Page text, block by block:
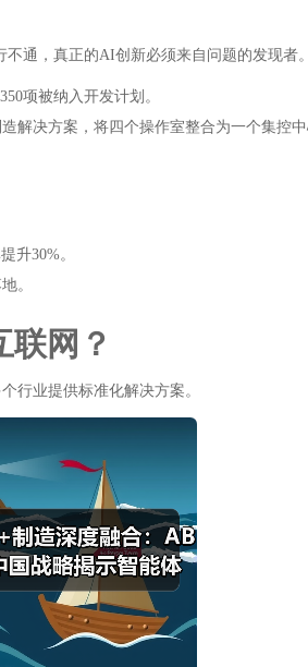
通，真正的AI创新必须来自问题的发现者
项被纳入开发计划。
解决方案，将四个操作室整合为一个集控
升30%。
。
网？
行业提供标准化解决方案。